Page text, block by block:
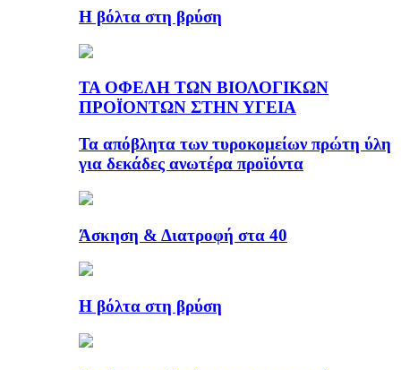
Η βόλτα στη βρύση
ΤΑ ΟΦΕΛΗ ΤΩΝ ΒΙΟΛΟΓΙΚΩΝ
ΠΡΟΪΟΝΤΩΝ ΣΤΗΝ ΥΓΕΙΑ
Τα απόβλητα των τυροκομείων πρώτη ύλη
για δεκάδες ανωτέρα προϊόντα
Άσκηση & Διατροφή στα 40
Η βόλτα στη βρύση